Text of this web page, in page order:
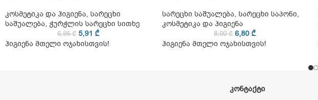
კოსმეტიკა და ჰიგიენა, სარეცხი
საშუალება, ჭურჭლის სარეცხი სითხე
6,95₾ 5,91 ₾
ჰიგიენა მთელი ოჯახისთვის!
სარეცხი საშუალება, სარეცხი საპონი,
კოსმეტიკა და ჰიგიენა
8,00₾ 6,80₾
ჰიგიენა მთელი ოჯახისთვის!
ᲙᲝᲜᲢᲐᲥᲢᲘ